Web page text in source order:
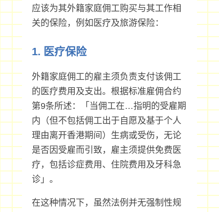
应该为其外籍家庭佣工购买与其工作相
关的保险，例如医疗及旅游保险：
1. 医疗保险
外籍家庭佣工的雇主须负责支付该佣工
的医疗费用及支出。根据标准雇佣合约
第9条所述：「当佣工在…指明的受雇期
内（但不包括佣工出于自愿及基于个人
理由离开香港期间）生病或受伤，无论
是否因受雇而引致，雇主须提供免费医
疗，包括诊症费用、住院费用及牙科急
诊」。
在这种情况下，虽然法例并无强制性规